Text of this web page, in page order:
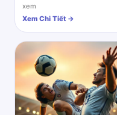
Concepts on oxbet.se.net
xem
Xem Chi Tiết →